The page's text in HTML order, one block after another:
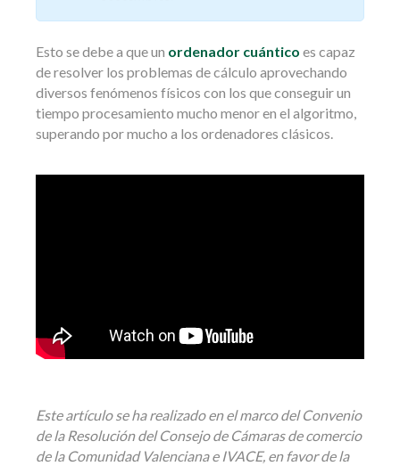
Esto se debe a que un ordenador cuántico es capaz
de resolver los problemas de cálculo aprovechando
diversos fenómenos físicos con los que conseguir un
tiempo procesamiento mucho menor en el algoritmo,
superando por mucho a los ordenadores clásicos.
Este artículo se ha realizado en el marco del Convenio
de la Resolución del Consejo de Cámaras de comercio
de la Comunidad Valenciana e IVACE, en favor de la